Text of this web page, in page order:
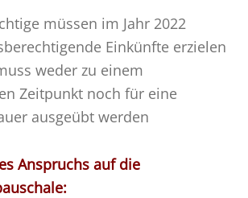
müssen im Jahr 2022
Einkünfte erzielen
weder zu einem
Zeitpunkt noch für eine
ausgeübt werden
Anspruchs auf die